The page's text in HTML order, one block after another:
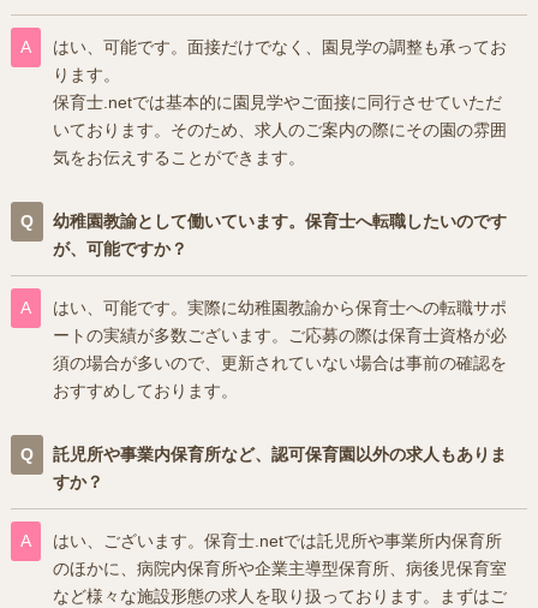
はい、可能です。面接だけでなく、園見学の調整も承ってお
ります。
保育士.netでは基本的に園見学やご面接に同行させていただ
いております。そのため、求人のご案内の際にその園の雰囲
気をお伝えすることができます。
幼稚園教諭として働いています。保育士へ転職したいのです
が、可能ですか？
はい、可能です。実際に幼稚園教諭から保育士への転職サポ
ートの実績が多数ございます。ご応募の際は保育士資格が必
須の場合が多いので、更新されていない場合は事前の確認を
おすすめしております。
託児所や事業内保育所など、認可保育園以外の求人もありま
すか？
はい、ございます。保育士.netでは託児所や事業所内保育所
のほかに、病院内保育所や企業主導型保育所、病後児保育室
など様々な施設形態の求人を取り扱っております。まずはご